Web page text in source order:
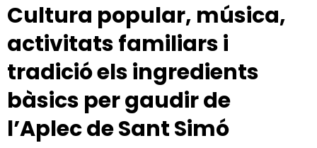
Cultura popular, música,
activitats familiars i
tradició els ingredients
bàsics per gaudir de
l’Aplec de Sant Simó